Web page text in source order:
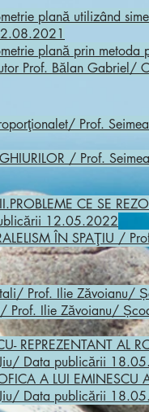
plană utilizând
plană prin
Prof. Bălan
Prof.
/ Prof.
CE SE
12.05.2022
ÎN SPAŢIU /
Prof. Ilie
Prof. Ilie Zăvoianu/
REPREZENTANT AL
Data publicării
A LUI
Data publicării